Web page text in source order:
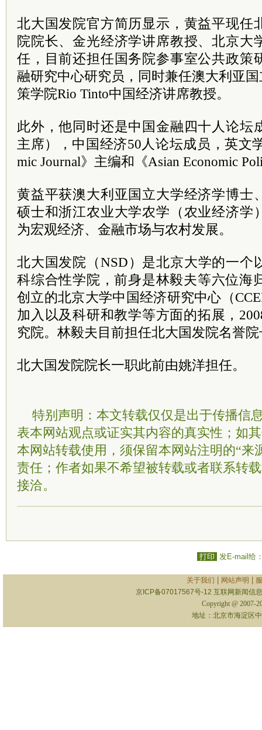
北大国发院官方简历显示，黄益平现任
院院长、金光经济学讲席教授、北京大
任，目前还担任国务院参事室公共政策
融研究中心研究员，同时兼任澳大利亚
策学院Rio Tinto中国经济讲席教授。
此外，他同时还是中国金融四十人论坛
主席），中国经济50人论坛成员，英文
mic Journal》主编和《Asian Economic
黄益平获澳大利亚国立大学经济学博士
硕士和浙江农业大学农学（农业经济学
为宏观经济、金融市场与农村发展。
北大国发院（NSD）是北京大学的一个
科综合性学院，前身是林毅夫等六位海
创立的北京大学中国经济研究中心（
加入以及科研和教学等方面的拓展，
究院。林毅夫目前担任北大国发院名誉
北大国发院院长一职此前由姚洋担任。
特别声明：本文转载仅仅是出于传播信
表本网站观点或证实其内容的真实性；如
本网站转载使用，须保留本网站注明的“来
责任；作者如果不希望被转载或者联系转
接洽。
打印 发E-mail给
关于我们 网站声明
京ICP备07017567号-12 互联网新闻信
Copyright @ 2007-
地址：北京市海淀区